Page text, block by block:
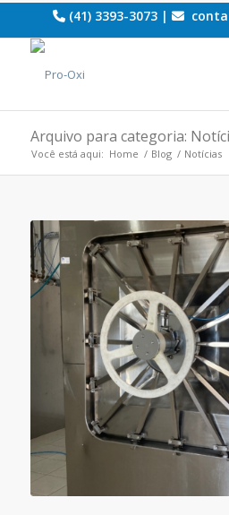
(41) 3393-3073 |
Arquivo para categoria:
Você está aqui: Home / Blog / Notícias